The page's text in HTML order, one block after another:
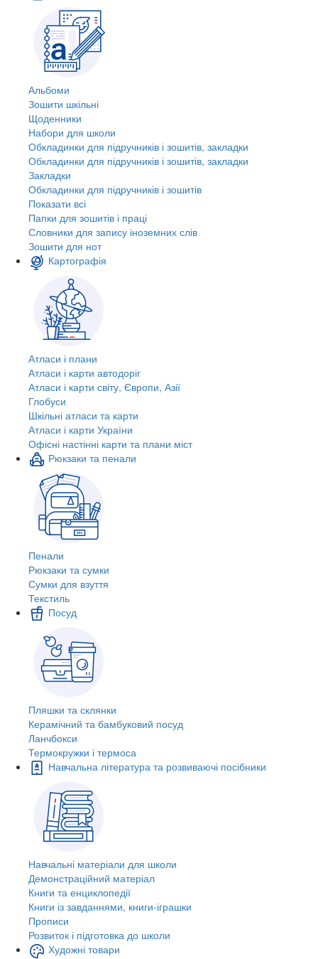
Альбоми
Зошити шкільні
Щоденники
Набори для школи
Обкладинки для підручників і зошитів, закладки
Обкладинки для підручників і зошитів, закладки
Закладки
Обкладинки для підручників і зошитів
Показати всі
Папки для зошитів і праці
Словники для запису іноземних слів
Зошити для нот
Картографія
Атласи і плани
Атласи і карти автодоріг
Атласи і карти світу, Європи, Азії
Глобуси
Шкільні атласи та карти
Атласи і карти України
Офісні настінні карти та плани міст
Рюкзаки та пенали
Пенали
Рюкзаки та сумки
Сумки для взуття
Текстиль
Посуд
Пляшки та склянки
Керамічний та бамбуковий посуд
Ланчбокси
Термокружки і термоса
Навчальна література та розвиваючі посібники
Навчальні матеріали для школи
Демонстраційний матеріал
Книги та енциклопедії
Книги із завданнями, книги-іграшки
Прописи
Розвиток і підготовка до школи
Художні товари